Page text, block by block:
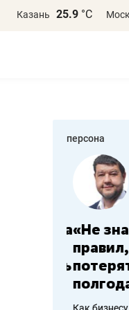
Казань 25.9 °С
персона
«Не